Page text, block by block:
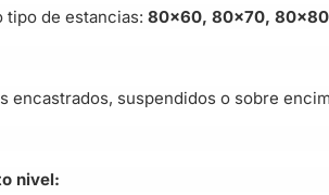
tipo de estancias:80×60, 80×70,
encastrados, suspendidos o sobre
nivel: